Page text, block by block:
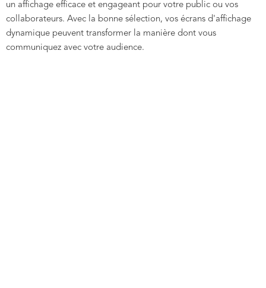
un affichage efficace et engageant pour votre public ou vos
collaborateurs. Avec la bonne sélection, vos écrans d'affichage
dynamique peuvent transformer la manière dont vous
communiquez avec votre audience.